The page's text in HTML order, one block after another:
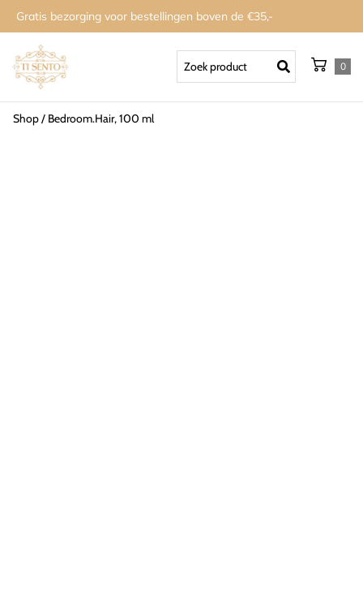
Gratis bezorging voor bestellingen boven de €35,-
0
Shop/ Bedroom.Hair, 100 ml